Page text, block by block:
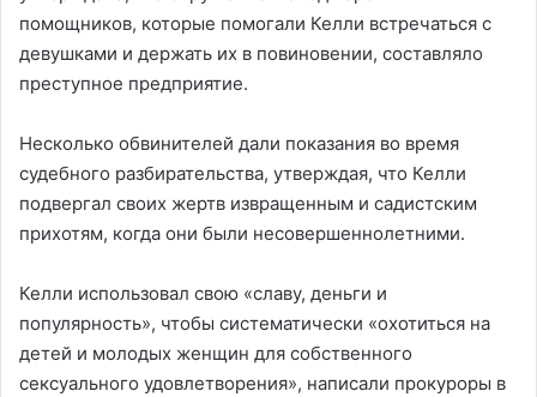
помощников, которые помогали Келли встречаться с
девушками и держать их в повиновении, составляло
преступное предприятие.
Несколько обвинителей дали показания во время
судебного разбирательства, утверждая, что Келли
подвергал своих жертв извращенным и садистским
прихотям, когда они были несовершеннолетними.
Келли использовал свою «славу, деньги и
популярность», чтобы систематически «охотиться на
детей и молодых женщин для собственного
сексуального удовлетворения», написали прокуроры в